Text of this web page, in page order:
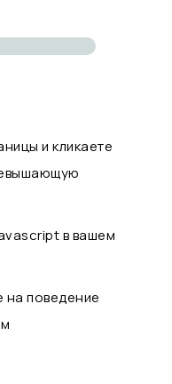
и кликаете
в вашем
поведение